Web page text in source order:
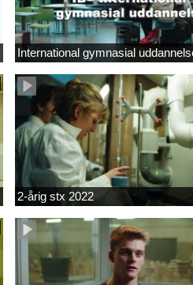
International gymnasial
2-årig stx 2022